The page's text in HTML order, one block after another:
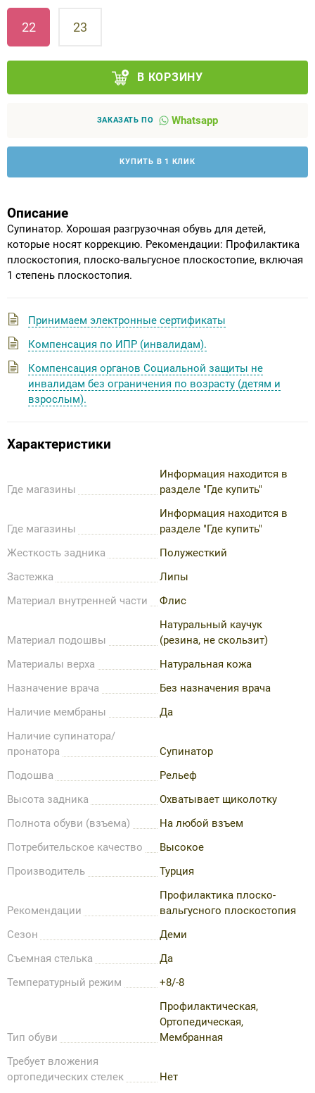
22 23
В КОРЗИНУ
ЗАКАЗАТЬ ПО Whatsapp
КУПИТЬ В 1 КЛИК
Описание
Супинатор. Хорошая разгрузочная обувь для детей,
которые носят коррекцию. Рекомендации: Профилактика
плоскостопия, плоско-вальгусное плоскостопие, включая
1 степень плоскостопия.
Принимаем электронные сертификаты
Компенсация по ИПР (инвалидам).
Компенсация органов Социальной защиты не
инвалидам без ограничения по возрасту (детям и
взрослым).
Характеристики
Где магазины
Информация находится в
разделе "Где купить"
Где магазины
Информация находится в
разделе "Где купить"
Жесткость задника
Полужесткий
Застежка
Липы
Материал внутренней части
Флис
Материал подошвы
Натуральный каучук
(резина, не скользит)
Материалы верха
Натуральная кожа
Назначение врача
Без назначения врача
Наличие мембраны
Да
Наличие супинатора/
пронатора
Супинатор
Подошва
Рельеф
Высота задника
Охватывает щиколотку
Полнота обуви (взъема)
На любой взъем
Потребительское качество
Высокое
Производитель
Турция
Рекомендации
Профилактика плоско-
вальгусного плоскостопия
Сезон
Деми
Съемная стелька
Да
Температурный режим
+8/-8
Тип обуви
Профилактическая,
Ортопедическая,
Мембранная
Требует вложения
ортопедических стелек
Нет
Аппараты на суставы
Санитарные приспособления для
Противопролежневые матрасы, подушки
инвалидов
Индивидуальное изготовление